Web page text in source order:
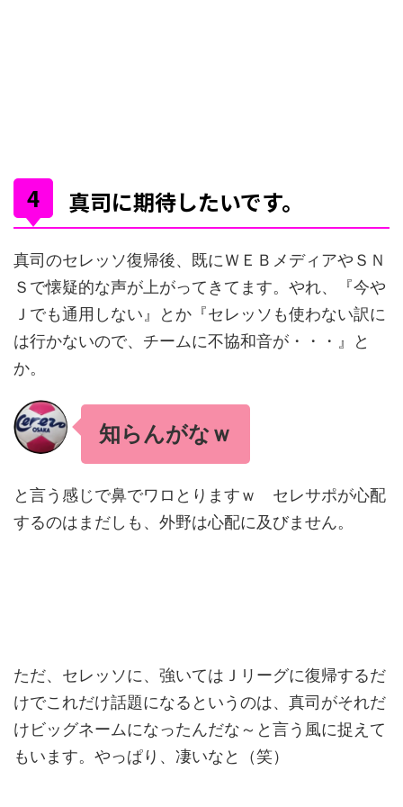
真司に期待したいです。
真司のセレッソ復帰後、既にＷＥＢメディアやＳＮ
Ｓで懐疑的な声が上がってきてます。やれ、『今や
Ｊでも通用しない』とか『セレッソも使わない訳に
は行かないので、チームに不協和音が・・・』と
か。
知らんがなｗ
と言う感じで鼻でワロとりますｗ セレサポが心配
するのはまだしも、外野は心配に及びません。
ただ、セレッソに、強いてはＪリーグに復帰するだ
けでこれだけ話題になるというのは、真司がそれだ
けビッグネームになったんだな～と言う風に捉えて
もいます。やっぱり、凄いなと（笑）